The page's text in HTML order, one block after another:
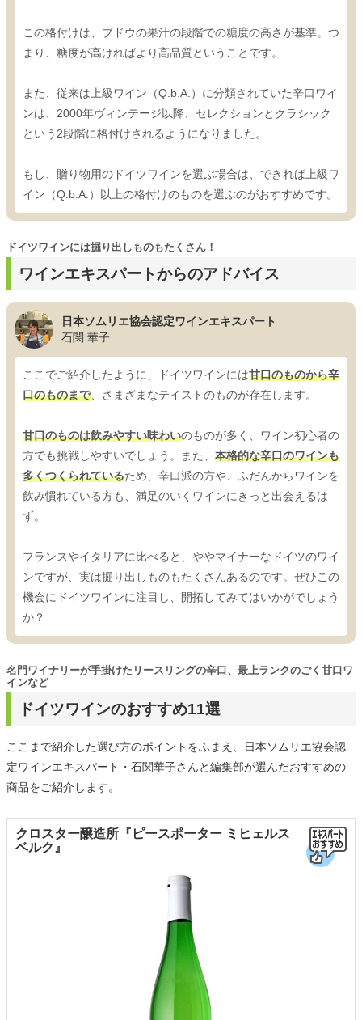
この格付けは、ブドウの果汁の段階での糖度の高さが基準。つ
まり、糖度が高ければより高品質ということです。
また、従来は上級ワイン（Q.b.A.）に分類されていた辛口ワイ
ンは、2000年ヴィンテージ以降、セレクションとクラシック
という2段階に格付けされるようになりました。
もし、贈り物用のドイツワインを選ぶ場合は、できれば上級ワ
イン（Q.b.A.）以上の格付けのものを選ぶのがおすすめです。
ワインエキスパートからのアドバイス
ドイツワインには掘り出しものもたくさん！
日本ソムリエ協会認定ワインエキスパート
石関 華子
ここでご紹介したように、ドイツワインには甘口のものから辛
口のものまで、さまざまなテイストのものが存在します。
甘口のものは飲みやすい味わいのものが多く、ワイン初心者の
方でも挑戦しやすいでしょう。また、 本格的な辛口のワインも
多くつくられているため、辛口派の方や、ふだんからワインを
飲み慣れている方も、満足のいくワインにきっと出会えるは
ず。
フランスやイタリアに比べると、ややマイナーなドイツのワイ
ンですが、実は掘り出しものもたくさんあるのです。ぜひこの
機会にドイツワインに注目し、開拓してみてはいかがでしょう
か？
ドイツワインのおすすめ11選
名門ワイナリーが手掛けたリースリングの辛口、最上ランクのごく甘口ワ
インなど
ここまで紹介した選び方のポイントをふまえ、日本ソムリエ協会認
定ワインエキスパート・石関華子さんと編集部が選んだおすすめの
商品をご紹介します。
クロスター醸造所『ピースポーター ミヒェルス
ベルク』